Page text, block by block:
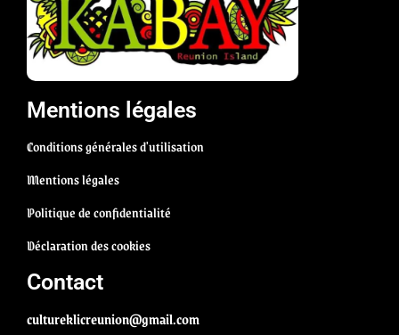
Mentions légales
Conditions générales d'utilisation
Mentions légales
Politique de confidentialité
Déclaration des cookies
Contact
cultureklicreunion@gmail.com